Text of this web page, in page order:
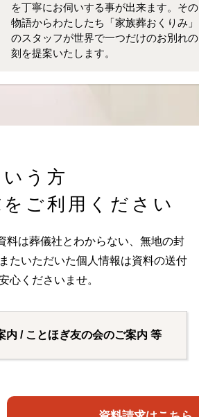
を丁寧にお伺いする事が出来ます。その
物語からわたしたち「家族葬おくりみ」
のスタッフが世界で一つだけのお別れの
刻を提案いたします。
う方
ご利用ください
料は葬儀社とわからない、無地の封
たいただいた個人情報は資料の送付
心くださいませ。
内 / ことほぎ友の会のご案内 等